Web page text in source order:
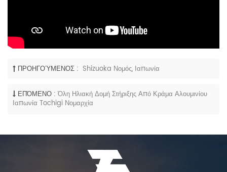
ΠΡΟΗΓΟΎΜΕΝΟΣ : Shizuoka Νομός, Ιαπωνία
ΕΠΌΜΕΝΟ : Όλη Ηλιακή Δομή Στήριξης Από Κράμα Αλουμινίου
Ιαπωνία Tochigi Νομαρχία